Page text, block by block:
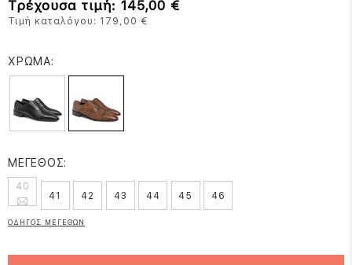
Τρέχουσα τιμή: 145,00 €
Τιμή καταλόγου: 179,00 €
ΧΡΩΜΑ:
ΜΕΓΕΘΟΣ:
40
41
42 43 44 45 46
ΟΔΗΓΟΣ ΜΕΓΕΘΩΝ